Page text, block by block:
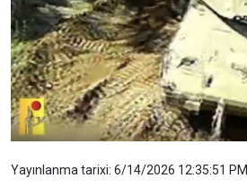
Yayınlanma tarixi: 6/14/2026 12:35:51 PM